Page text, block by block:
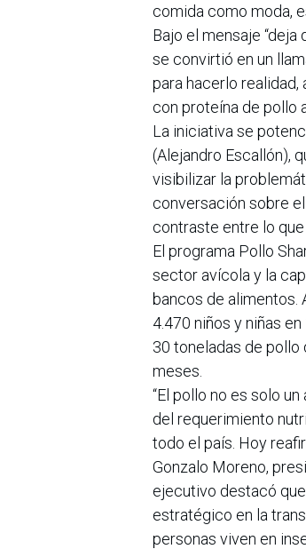
comida como moda,
Bajo el mensaje “deja
se convirtió en un
para hacerlo
con proteína de pollo
La iniciativa se
(Alejandro Escallón),
visibilizar la
conversación sobre
contraste entre lo
El programa Pollo
sector avícola y la
bancos de alimentos.
4.470 niños y niñas
30 toneladas de
meses.
“El pollo no es solo
del requerimiento
todo el país. Hoy
Gonzalo Moreno,
ejecutivo destacó
estratégico en la
personas viven en